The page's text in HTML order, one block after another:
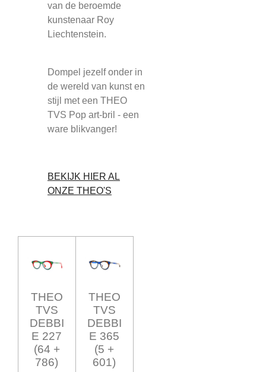
van de beroemde
kunstenaar Roy
Liechtenstein.
Dompel jezelf onder in
de wereld van kunst en
stijl met een THEO
TVS Pop art-bril - een
ware blikvanger!
BEKIJK HIER AL
ONZE THEO'S
THEO
TVS
DEBBI
E 227
(64 +
786)
THEO
TVS
DEBBI
E 365
(5 +
601)